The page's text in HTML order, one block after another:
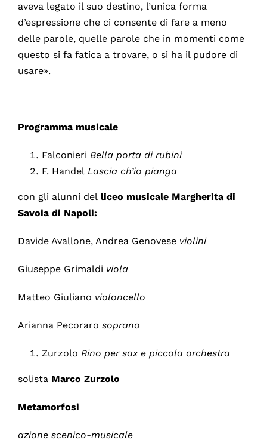
aveva legato il suo destino, l’unica forma
d’espressione che ci consente di fare a meno
delle parole, quelle parole che in momenti come
questo si fa fatica a trovare, o si ha il pudore di
usare».
Programma musicale
Falconieri Bella porta di rubini
F. Handel Lascia ch’io pianga
con gli alunni delliceo musicale Margherita di
Savoia di Napoli:
Davide Avallone, Andrea Genovese violini
Giuseppe Grimaldi viola
Matteo Giuliano violoncello
Arianna Pecoraro soprano
Zurzolo Rino per sax e piccola orchestra
solista Marco Zurzolo
Metamorfosi
azione scenico-musicale